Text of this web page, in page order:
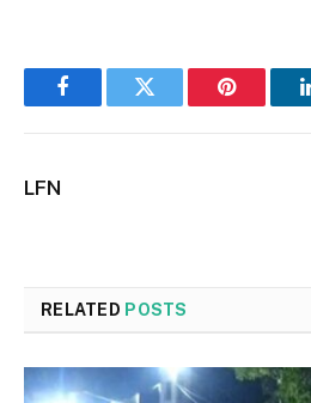
FacebookTwitter Pinterest
LFN
RELATED POSTS